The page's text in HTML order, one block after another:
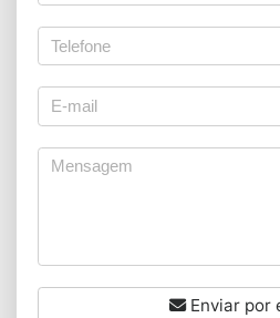
Enviar por